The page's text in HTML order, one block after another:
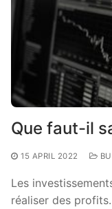
Que faut-il
15 APRIL 2022
Les
réaliser des